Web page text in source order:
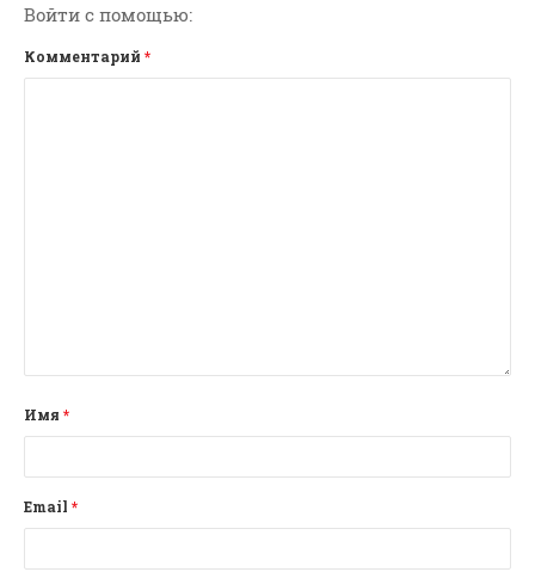
Войти с помощью:
Комментарий *
Имя *
Email *